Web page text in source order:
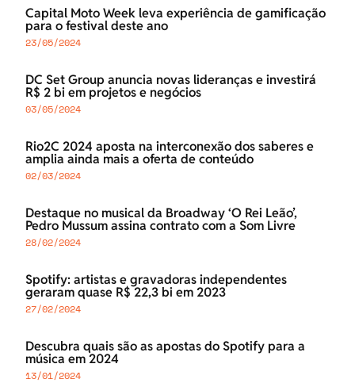
Capital Moto Week leva experiência de gamificação
para o festival deste ano
23/05/2024
DC Set Group anuncia novas lideranças e investirá
R$ 2 bi em projetos e negócios
03/05/2024
Rio2C 2024 aposta na interconexão dos saberes e
amplia ainda mais a oferta de conteúdo
02/03/2024
Destaque no musical da Broadway ‘O Rei Leão’,
Pedro Mussum assina contrato com a Som Livre
28/02/2024
Spotify: artistas e gravadoras independentes
geraram quase R$ 22,3 bi em 2023
27/02/2024
Descubra quais são as apostas do Spotify para a
música em 2024
13/01/2024